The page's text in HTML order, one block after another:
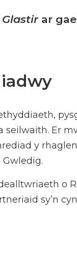
ar
seilwaith. Er
y
o
sy’n